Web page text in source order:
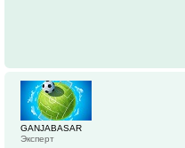
GANJABASAR
Эксперт